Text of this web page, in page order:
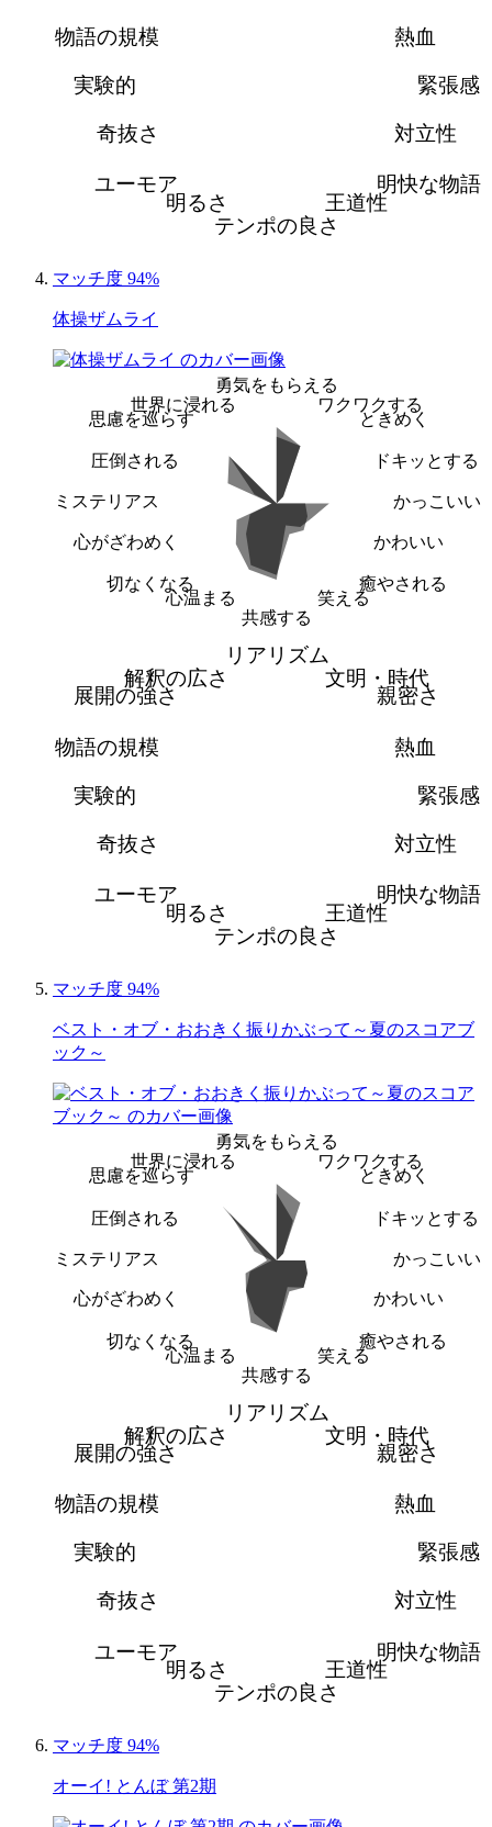
熱血
緊張感
対立性
明快な物語
王道性
テンポの良さ
明るさ
ユーモア
奇抜さ
実験的
物語の規模
マッチ度 94%
体操ザムライ
勇気をもらえる
ワクワクする
ときめく
ドキッとする
かっこいい
かわいい
癒やされる
笑える
共感する
心温まる
切なくなる
心がざわめく
ミステリアス
圧倒される
思慮を巡らす
世界に浸れる
リアリズム
文明・時代
親密さ
熱血
緊張感
対立性
明快な物語
王道性
テンポの良さ
明るさ
ユーモア
奇抜さ
実験的
物語の規模
展開の強さ
解釈の広さ
マッチ度 94%
ベスト・オブ・おおきく振りかぶって～夏のスコアブ
ック～
勇気をもらえる
ワクワクする
ときめく
ドキッとする
かっこいい
かわいい
癒やされる
笑える
共感する
心温まる
切なくなる
心がざわめく
ミステリアス
圧倒される
思慮を巡らす
世界に浸れる
リアリズム
文明・時代
親密さ
熱血
緊張感
対立性
明快な物語
王道性
テンポの良さ
明るさ
ユーモア
奇抜さ
実験的
物語の規模
展開の強さ
解釈の広さ
マッチ度 94%
オーイ! とんぼ 第2期